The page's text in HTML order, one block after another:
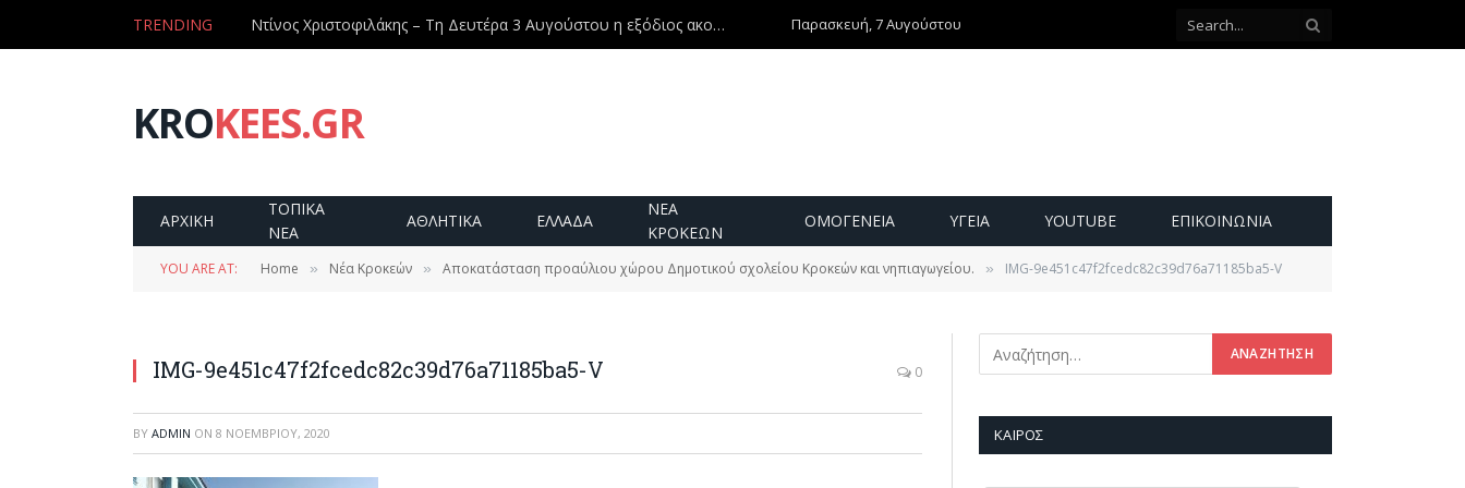
TRENDING Ντίνος Χριστοφιλάκης – Τη Δευτέρα 3 Αυγούστου η εξόδιος ακολουθία Παρασκευή, 7 Αυγούστου
KROKEES.GR
ΑΡΧΙΚΗ
ΤΟΠΙΚΑ
ΝΕΑ
ΑΘΛΗΤΙΚΑ ΕΛΛΑΔΑ
ΝΕΑ
ΚΡΟΚΕΩΝ
ΟΜΟΓΕΝΕΙΑ ΥΓΕΙΑ YOUTUBE ΕΠΙΚΟΙΝΩΝΊΑ
YOU ARE AT: Home » Νέα Κροκεών » Αποκατάσταση προαύλιου χώρου Δημοτικού σχολείου Κροκεών και νηπιαγωγείου. » IMG-9e451c47f2fcedc82c39d76a71185ba5-V
IMG-9e451c47f2fcedc82c39d76a71185ba5-V 0
BY ADMIN ON 8 ΝΟΕΜΒΡΊΟΥ, 2020 ΚΑΙΡΌΣ